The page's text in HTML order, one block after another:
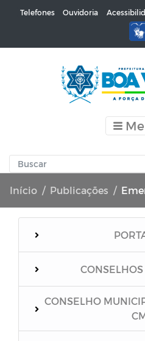
Telefones Ouvidoria
Início Publicações
CONSELHO